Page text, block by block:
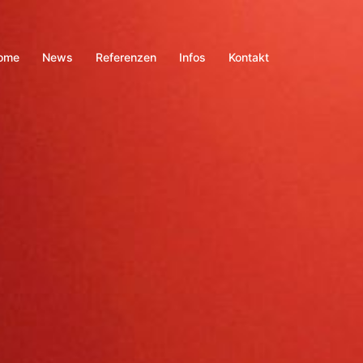
News Referenzen Infos Kontakt